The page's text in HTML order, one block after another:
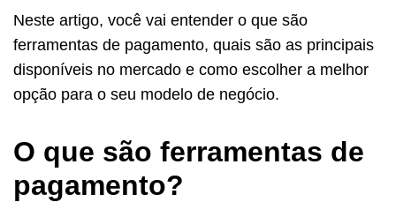
Neste artigo, você vai entender o que são
ferramentas de pagamento, quais são as principais
disponíveis no mercado e como escolher a melhor
opção para o seu modelo de negócio.
O que são ferramentas de
pagamento?